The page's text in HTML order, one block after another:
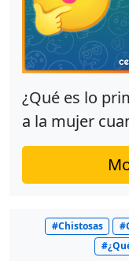
¿Qué es lo
a la mujer
#Chistosas